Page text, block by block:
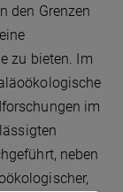
den Grenzen
zu bieten. Im
im
neben